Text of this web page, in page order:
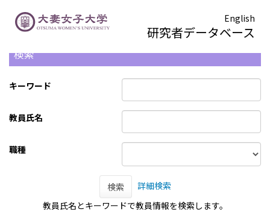
English
研究者データベース
検索
キーワード
教員氏名
職種
検索
詳細検索
教員氏名とキーワードで教員情報を検索します。